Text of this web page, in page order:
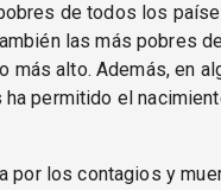
de todos los
las más pobres
más alto. Además, en
permitido el
por los contagios y